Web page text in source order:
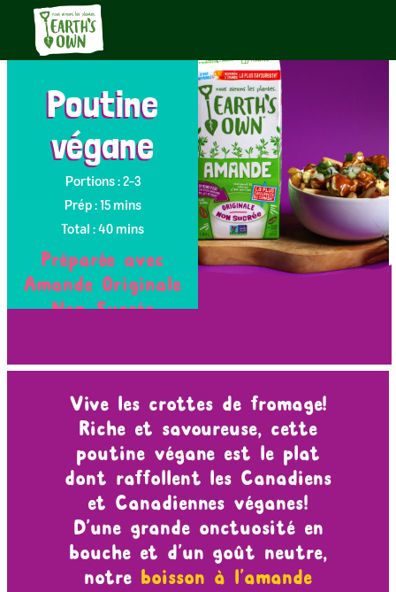
Poutine
végane
Portions : 2-3
Prép : 15 mins
Total : 40 mins
Préparée avec
Amande Originale
Non Sucrée
Vive les crottes de fromage!
Riche et savoureuse, cette
poutine végane est le plat
dont raffollent les Canadiens
et Canadiennes véganes!
D’une grande onctuosité en
bouche et d’un goût neutre,
notre boisson à l’amande